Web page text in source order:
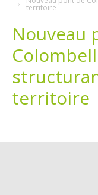
territoire
Nouveau
territoire
Demandes légales
Emploi
Marchés publics